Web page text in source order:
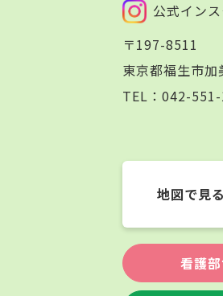
公式イン
〒197-8511
東京都福生市
TEL： 042-551-
地図で見る
看護